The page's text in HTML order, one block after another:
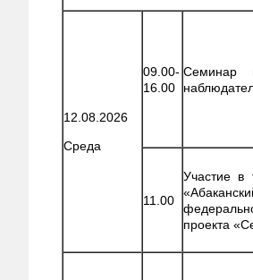
12.08.2026
Среда
09.00-
16.00
Семинар
11.00
Участие в
проекта